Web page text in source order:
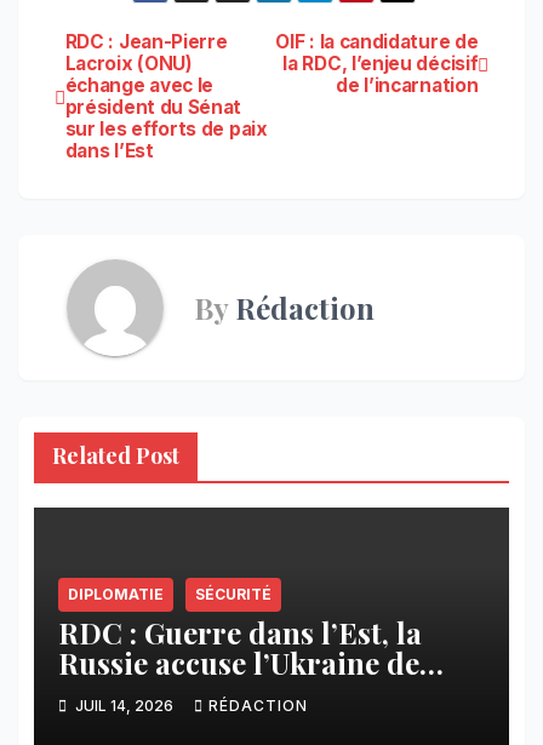
Navigation
de
l’article
OIF : la candidature de
la RDC, l’enjeu décisif
de l’incarnation
RDC : Jean-Pierre
Lacroix (ONU)
échange avec le
président du Sénat
sur les efforts de paix
dans l’Est
ByRédaction
Related Post
DIPLOMATIE SÉCURITÉ
RDC : Guerre dans l’Est, la
Russie accuse l’Ukraine de
soutenir l’AFC-M23
JUIL 14, 2026 RÉDACTION